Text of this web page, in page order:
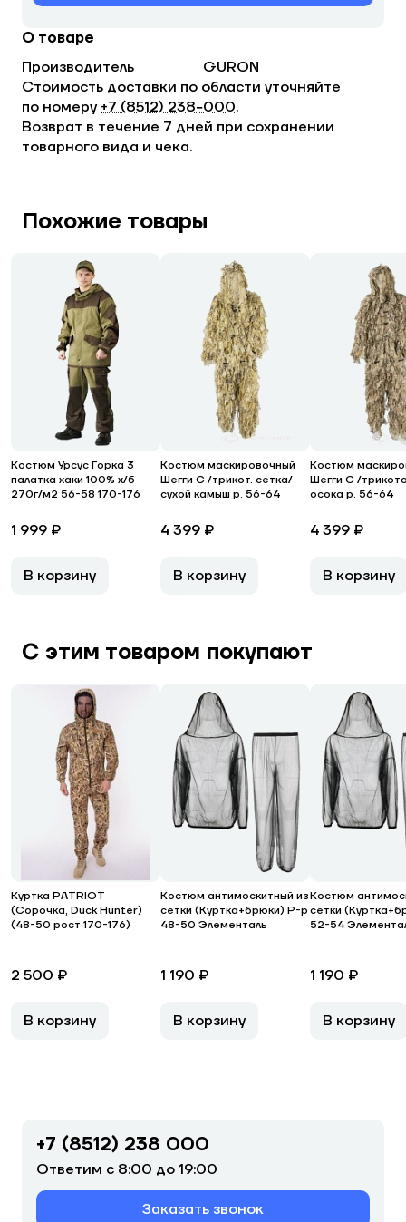
О товаре
Производитель
GURON
Стоимость доставки по области уточняйте
по номеру +7 (8512) 238−000.
Возврат в течение 7 дней при сохранении
товарного вида и чека.
Похожие товары
Костюм Урсус Горка 3
палатка хаки 100% х/б
270г/м2 56-58 170-176
1 999 ₽
В корзину
Костюм маскировочный
Шегги С /трикот. сетка/
сухой камыш р. 56-64
4 399 ₽
В корзину
Костюм
Шегги С /
осока р. 56-64
4 399 ₽
В корзину
С этим товаром покупают
Куртка PATRIOT
(Сорочка, Duck Hunter)
(48-50 рост 170-176)
2 500 ₽
В корзину
Костюм антимоскитный из
сетки (Куртка+брюки) Р-р
48-50 Элементаль
1 190 ₽
В корзину
Костюм
сетки
52-54
1 190 ₽
В корзину
+7 (8512) 238 000
Ответим с 8:00 до 19:00
Заказать звонок